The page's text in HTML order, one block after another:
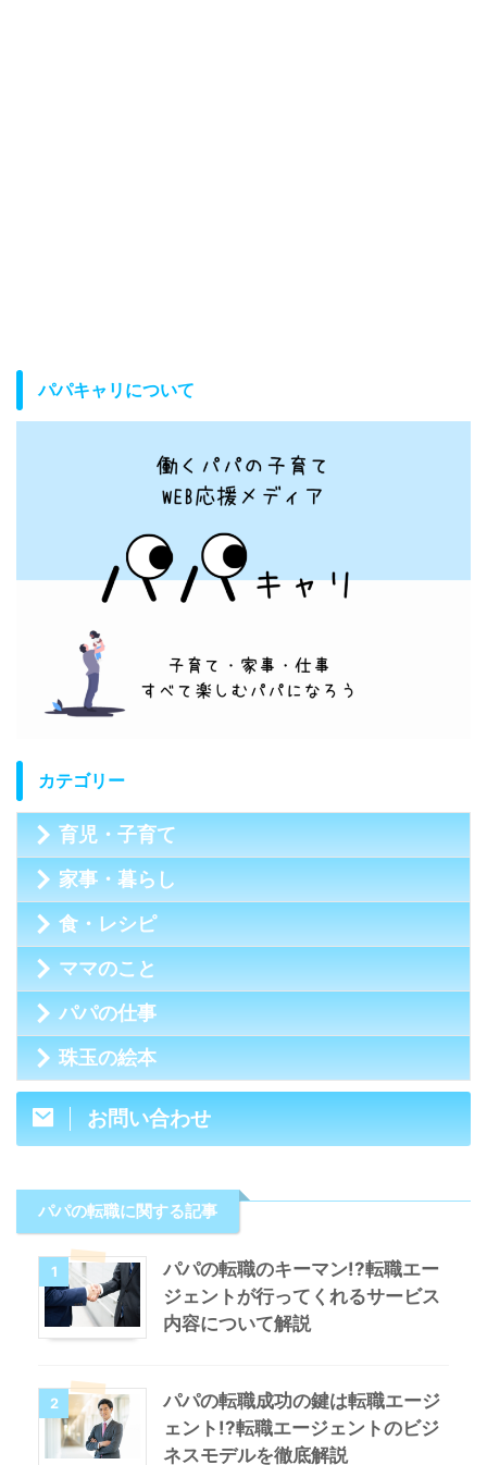
パパキャリについて
カテゴリー
育児・子育て
家事・暮らし
食・レシピ
ママのこと
パパの仕事
珠玉の絵本
お問い合わせ
パパの転職に関する記事
1
パパの転職のキーマン!?転職エー
ジェントが行ってくれるサービス
内容について解説
2
パパの転職成功の鍵は転職エージ
ェント!?転職エージェントのビジ
ネスモデルを徹底解説